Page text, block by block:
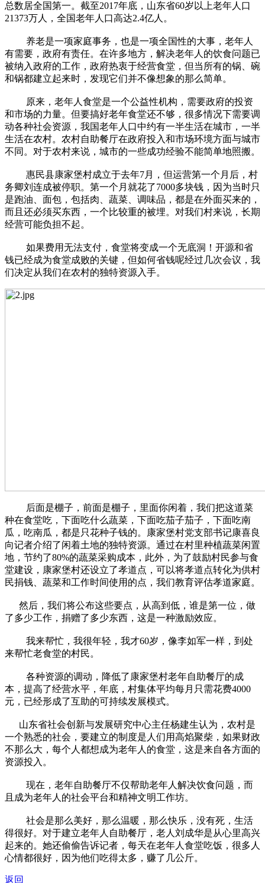
总数居全国第一。截至2017年底，山东省60岁以上老年人口
21373万人，全国老年人口高达2.4亿人。
养老是一项家庭事务，也是一项全国性的大事，老年人
有需要，政府有责任。在许多地方，解决老年人的饮食问题已
被纳入政府的工作，政府热衷于经营食堂，但当所有的锅、碗
和锅都建立起来时，发现它们并不像想象的那么简单。
原来，老年人食堂是一个公益性机构，需要政府的投资
和市场的力量。但要搞好老年食堂还不够，很多情况下需要调
动各种社会资源，我国老年人口中约有一半生活在城市，一半
生活在农村。农村自助餐厅在政府投入和市场环境方面与城市
不同。对于农村来说，城市的一些成功经验不能简单地照搬。
惠民县康家堡村成立于去年7月，但运营第一个月后，村
务卿刘连成被停职。第一个月就花了7000多块钱，因为当时只
是跑油、面包，包括肉、蔬菜、调味品，都是在外面买来的，
而且还必须买东西，一个比较重的被埋。对我们村来说，长期
经营可能负担不起。
如果费用无法支付，食堂将变成一个无底洞！开源和省
钱已经成为食堂成败的关键，但如何省钱呢经过几次会议，我
们决定从我们在农村的独特资源入手。
后面是棚子，前面是棚子，里面你闲着，我们把这道菜
种在食堂吃，下面吃什么蔬菜，下面吃茄子茄子，下面吃南
瓜，吃南瓜，都是只花种子钱的。康家堡村党支部书记康喜良
向记者介绍了闲着土地的独特资源。通过在村里种植蔬菜闲置
地，节约了80%的蔬菜采购成本，此外，为了鼓励村民参与食
堂建设，康家堡村还设立了孝道点，可以将孝道点转化为供村
民捐钱、蔬菜和工作时间使用的点，我们教育评估孝道家庭。
然后，我们将公布这些要点，从高到低，谁是第一位，做
了多少工作，捐赠了多少东西，这是一种激励效应。
我来帮忙，我很年轻，我才60岁，像李如军一样，到处
来帮忙老食堂的村民。
各种资源的调动，降低了康家堡村老年自助餐厅的成
本，提高了经营水平，年底，村集体平均每月只需花费4000
元，已经形成了互助的可持续发展模式。
山东省社会创新与发展研究中心主任杨建生认为，农村是
一个熟悉的社会，要建立的制度是人们用高焰聚柴，如果财政
不那么大，每个人都想成为老年人的食堂，这是来自各方面的
资源投入。
现在，老年自助餐厅不仅帮助老年人解决饮食问题，而
且成为老年人的社会平台和精神文明工作坊。
社会是那么美好，那么温暖，那么快乐，没有死，生活
得很好。对于建立老年人自助餐厅，老人刘成华是从心里高兴
起来的。她还偷偷告诉记者，每天在老年人食堂吃饭，很多人
心情都很好，因为他们吃得太多，赚了几公斤。
返回